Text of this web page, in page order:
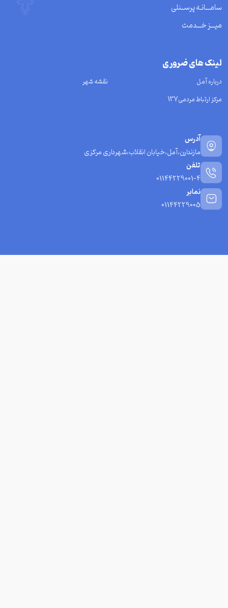
سامـــانـه پرســنلی
میـــز خـــدمت
لینک های ضروری
درباره آمل
نقشه شهر
مرکز ارتباط مردمی137
آدرس
مازندارن،آمل،خیابان انقلاب،شهرداری مرکزی
تلفن
01144229001-4
نمابر
01144229005